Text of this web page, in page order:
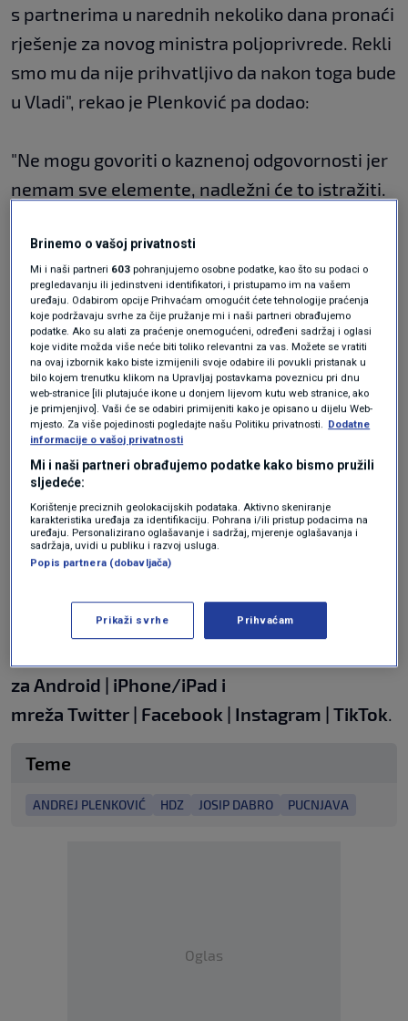
s partnerima u narednih nekoliko dana pronaći
rješenje za novog ministra poljoprivrede. Rekli
smo mu da nije prihvatljivo da nakon toga bude
u Vladi", rekao je Plenković pa dodao:
"Ne mogu govoriti o kaznenoj odgovornosti jer
nemam sve elemente, nadležni će to istražiti.
Komentirao je Dabrine navode o tome da ga je
upozorio na kriminal u Hrvatskim šumama, kao
i da mu je "šef rekao da šuti".
"Zadužio sam ga da to pitanje rješava s
upravom Hrvatskih šuma i da učini sve što
može kako bi poslovanje bilo u okvirima
zakona. Ne znam što je mislio pod time da mu
je šef rekao da šuti", zaključio jeAndrej
Plenković.
Tijek događaja uživo pratiteOVDJE.
za Android | iPhone/iPad i
mreža Twitter | Facebook | Instagram | TikTok.
Teme
ANDREJ PLENKOVIĆ HDZ JOSIP DABRO PUCNJAVA
Oglas
Brinemo o vašoj privatnosti
Mi i naši partneri 603 pohranjujemo osobne podatke, kao što su podaci o
pregledavanju ili jedinstveni identifikatori, i pristupamo im na vašem
uređaju. Odabirom opcije Prihvaćam omogućit ćete tehnologije praćenja
koje podržavaju svrhe za čije pružanje mi i naši partneri obrađujemo
podatke. Ako su alati za praćenje onemogućeni, određeni sadržaj i oglasi
koje vidite možda više neće biti toliko relevantni za vas. Možete se vratiti
na ovaj izbornik kako biste izmijenili svoje odabire ili povukli pristanak u
bilo kojem trenutku klikom na Upravljaj postavkama poveznicu pri dnu
web-stranice [ili plutajuće ikone u donjem lijevom kutu web stranice, ako
je primjenjivo]. Vaši će se odabiri primijeniti kako je opisano u dijelu Web-
mjesto. Za više pojedinosti pogledajte našu Politiku privatnosti. Dodatne
informacije o vašoj privatnosti
Mi i naši partneri obrađujemo podatke kako bismo pružili
sljedeće:
Korištenje preciznih geolokacijskih podataka. Aktivno skeniranje
karakteristika uređaja za identifikaciju. Pohrana i/ili pristup podacima na
uređaju. Personalizirano oglašavanje i sadržaj, mjerenje oglašavanja i
sadržaja, uvidi u publiku i razvoj usluga.
Popis partnera (dobavljača)
Prikaži svrhe Prihvaćam